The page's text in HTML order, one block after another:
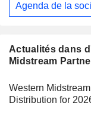
Actualités dans
Midstream
Western
Distribution for
Agenda de la